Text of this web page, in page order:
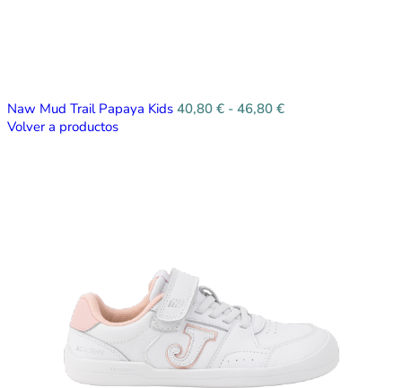
Naw Mud Trail Papaya Kids 40,80 € - 46,80 €
Volver a productos